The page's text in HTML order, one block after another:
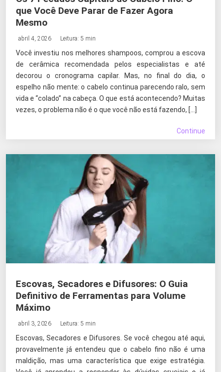
que Você Deve Parar de Fazer Agora
Mesmo
abril 4, 2026 Leitura: 5 min
Você investiu nos melhores shampoos, comprou a escova
de cerâmica recomendada pelos especialistas e até
decorou o cronograma capilar. Mas, no final do dia, o
espelho não mente: o cabelo continua parecendo ralo, sem
vida e “colado” na cabeça. O que está acontecendo? Muitas
vezes, o problema não é o que você não está fazendo, […]
Continue
Escovas, Secadores e Difusores: O Guia
Definitivo de Ferramentas para Volume
Máximo
abril 3, 2026 Leitura: 5 min
Escovas, Secadores e Difusores. Se você chegou até aqui,
provavelmente já entendeu que o cabelo fino não é uma
maldição, mas uma característica que exige estratégia.